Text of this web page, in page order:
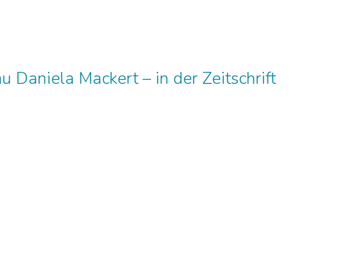
Daniela Mackert – in der Zeitschrift